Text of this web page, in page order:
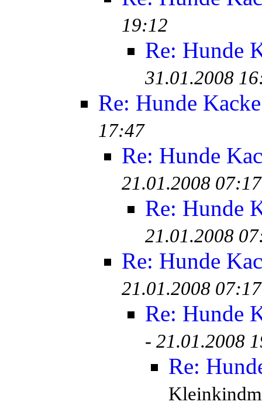
19:12
Re: Hunde
31.01.2008
Re: Hunde
17:47
Re: Hunde
21.01.2008 07:17
Re: Hunde
21.01.2008
Re: Hunde
21.01.2008 07:17
Re: Hunde
- 21.01.2008
Re: